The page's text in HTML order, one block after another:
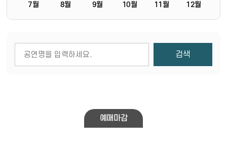
7월 8월 9월 10월 11월 12월
검색
예매마감